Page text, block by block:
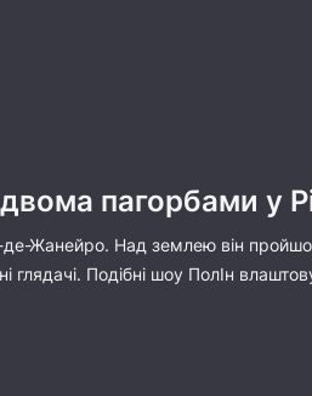
пагорбами у
Жанейро. Над землею він
Подібні шоу ПолІн